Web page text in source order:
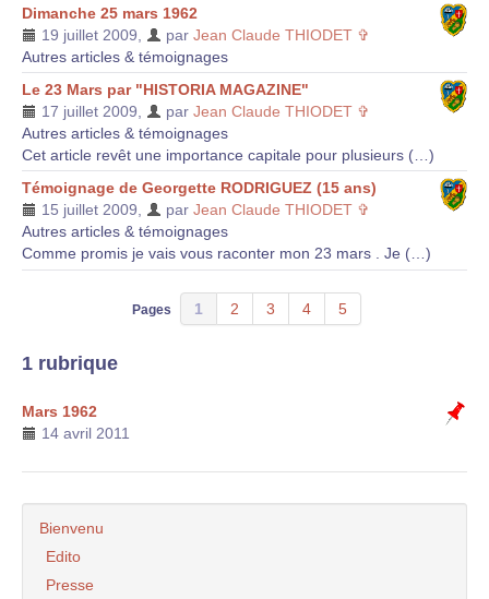
Dimanche 25 mars 1962
19 juillet 2009
par Jean Claude THIODET ✞
Autres articles & témoignages
Le 23 Mars par "HISTORIA MAGAZINE"
17 juillet 2009
par Jean Claude THIODET ✞
Autres articles & témoignages
Cet article revêt une importance capitale pour plusieurs (…)
Témoignage de Georgette RODRIGUEZ (15 ans)
15 juillet 2009
par Jean Claude THIODET ✞
Autres articles & témoignages
Comme promis je vais vous raconter mon 23 mars . Je (…)
Pages 1 2 3 4 5
1 rubrique
Mars 1962
14 avril 2011
Bienvenu
Edito
Presse